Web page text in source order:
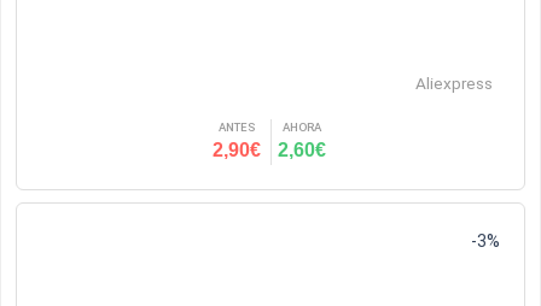
Aliexpress
ANTES
2,90€
AHORA
2,60€
-3%